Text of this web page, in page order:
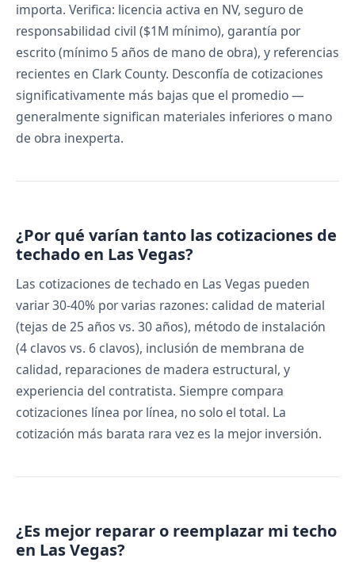
importa. Verifica: licencia activa en NV, seguro de
responsabilidad civil ($1M mínimo), garantía por
escrito (mínimo 5 años de mano de obra), y referencias
recientes en Clark County. Desconfía de cotizaciones
significativamente más bajas que el promedio —
generalmente significan materiales inferiores o mano
de obra inexperta.
¿Por qué varían tanto las cotizaciones de
techado en Las Vegas?
Las cotizaciones de techado en Las Vegas pueden
variar 30-40% por varias razones: calidad de material
(tejas de 25 años vs. 30 años), método de instalación
(4 clavos vs. 6 clavos), inclusión de membrana de
calidad, reparaciones de madera estructural, y
experiencia del contratista. Siempre compara
cotizaciones línea por línea, no solo el total. La
cotización más barata rara vez es la mejor inversión.
¿Es mejor reparar o reemplazar mi techo
en Las Vegas?